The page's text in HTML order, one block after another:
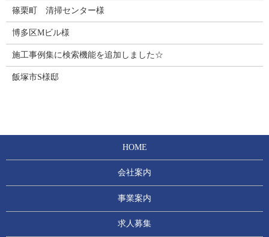
篠栗町 清掃センター様
博多区Mビル様
施工事例集に検索機能を追加しました☆
飯塚市S様邸
HOME
会社案内
事業案内
求人募集